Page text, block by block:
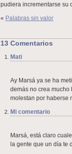
pudiera incrementarse su
« Palabras sin valor
13 Comentarios
Mati
Ay Marsá ya se ha
demás no crea
molestan por haberse
Mi comentario
Marsá, está claro
la gente que un día te